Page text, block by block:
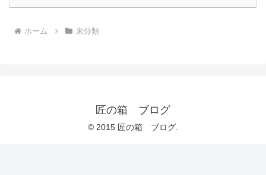
ホーム 未分類
匠の箱 ブログ
© 2015 匠の箱 ブログ.